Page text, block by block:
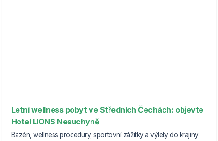
Letní wellness pobyt ve Středních Čechách: objevte
Hotel LIONS Nesuchyně
Bazén, wellness procedury, sportovní zážitky a výlety do krajiny